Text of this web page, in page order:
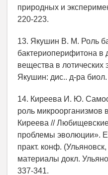
природных и
220-223.
13. Якушин В. М. Роль
бактериоперифитона в
вещества в лотических
Якушин: дис.. д-ра
14. Киреева И. Ю.
роль микроорганизмов
Киреева //
проблемы эволюции».
практ. конф.
материалы докл.
337-341.